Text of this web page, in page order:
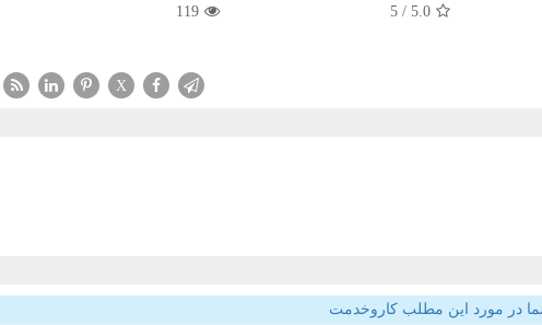
5.0
/ 5
119
X
در مورد این مطلب کاروخدمت